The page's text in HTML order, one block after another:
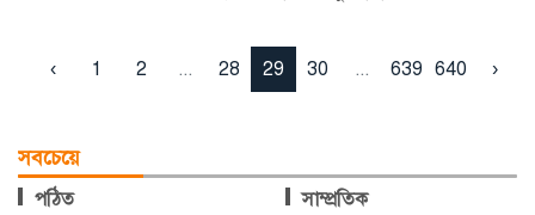
‹ 1 2 ... 28 29 30 ... 639 640 ›
সবচেয়ে
পঠিত সাম্প্রতিক